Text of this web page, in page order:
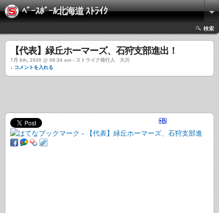
ﾍﾞｰｽﾎﾞｰﾙ北海道 ｽﾄﾗｲｸ
検索
【代表】緑丘ホーマーズ、石狩支部進出！
7月 6th, 2020 @ 08:34 am › ストライク発行人 大川
↓ コメントを入れる